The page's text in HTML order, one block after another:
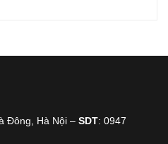
Đông, Hà Nội – SDT: 0947